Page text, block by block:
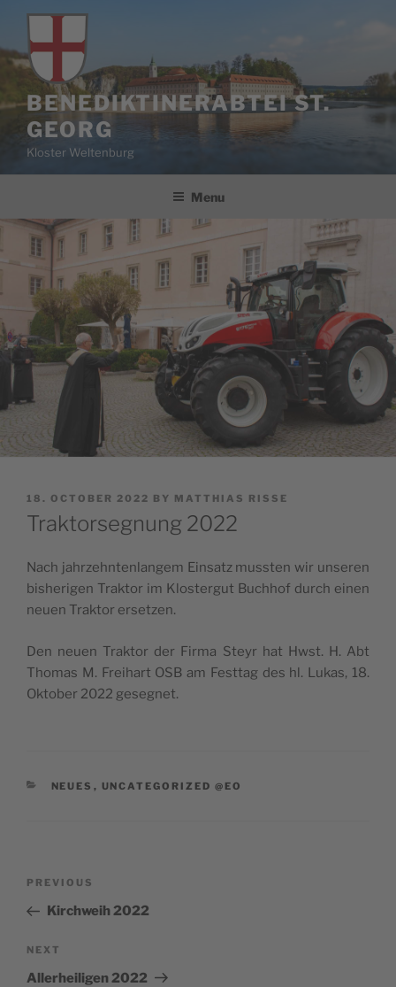
content
BENEDIKTINERABTEI ST.
GEORG
Kloster Weltenburg
Menu
POSTED
ON
18. OCTOBER 2022 BY MATTHIAS RISSE
Traktorsegnung 2022
Nach jahr­ze­hn­ten­lan­gem Ein­satz mus­s­ten wir unse­ren
bis­he­ri­gen Trak­tor im Klo­s­ter­gut Buc­hhof durch einen
neu­en Trak­tor ersetzen.
Den neu­en Trak­tor der Fir­ma Ste­yr hat Hwst. H. Abt
Tho­mas M. Fre­i­hart OSB am Fest­tag des hl. Lukas, 18.
Okt­ober 2022 gesegnet.
CATEGORIES
NEUES , UNCATEGORIZED @EO
Previous
Post
PREVIOUS
Kirchweih 2022
Next
Post
NEXT
Allerheiligen 2022